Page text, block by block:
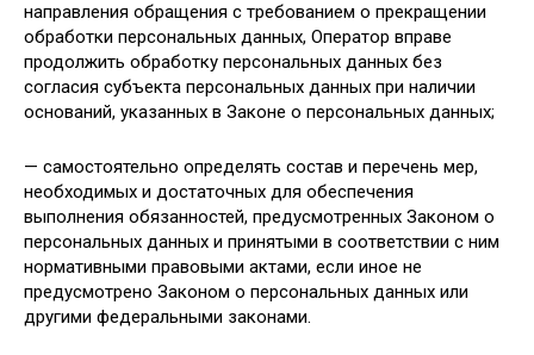
направления обращения с требованием о прекращении
обработки персональных данных, Оператор вправе
продолжить обработку персональных данных без
согласия субъекта персональных данных при наличии
оснований, указанных в Законе о персональных данных;
— самостоятельно определять состав и перечень мер,
необходимых и достаточных для обеспечения
выполнения обязанностей, предусмотренных Законом о
персональных данных и принятыми в соответствии с ним
нормативными правовыми актами, если иное не
предусмотрено Законом о персональных данных или
другими федеральными законами.